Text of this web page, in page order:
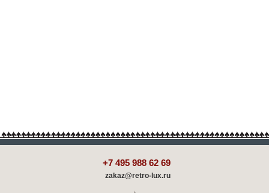
+7 495 988 62 69
zakaz@retro-lux.ru